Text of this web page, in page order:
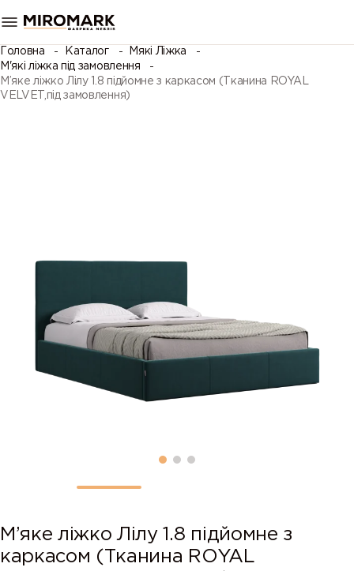
Головна Каталог
Мякі Ліжка
М'які ліжка під замовлення
М’яке ліжко Лілу 1.8 підйомне з каркасом (Тканина ROYAL
VELVET,під замовлення)
М’яке ліжко Лілу 1.8 підйомне з
каркасом (Тканина ROYAL